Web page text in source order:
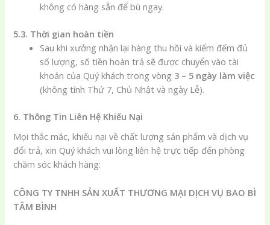
không có hàng sẵn để bù ngay.
5.3. Thời gian hoàn tiền
Sau khi xưởng nhận lại hàng thu hồi và kiểm đếm đủ
số lượng, số tiền hoàn trả sẽ được chuyển vào tài
khoản của Quý khách trong vòng 3 – 5 ngày làm việc
(không tính Thứ 7, Chủ Nhật và ngày Lễ).
6. Thông Tin Liên Hệ Khiếu Nại
Mọi thắc mắc, khiếu nại về chất lượng sản phẩm và dịch vụ
đổi trả, xin Quý khách vui lòng liên hệ trực tiếp đến phòng
chăm sóc khách hàng:
CÔNG TY TNHH SẢN XUẤT THƯƠNG MẠI DỊCH VỤ BAO BÌ
TÂM BÌNH